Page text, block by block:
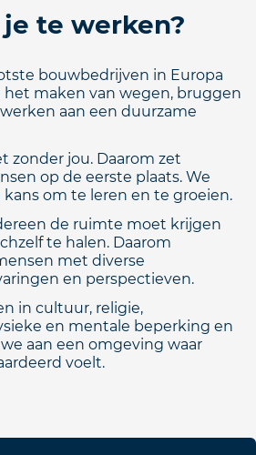
te werken?
bouwbedrijven in Europa
maken van wegen, bruggen
aan een duurzame
zonder jou. Daarom zet
op de eerste plaats. We
om te leren en te groeien.
de ruimte moet krijgen
te halen. Daarom
met diverse
en perspectieven.
in cultuur, religie,
en mentale beperking en
aan een omgeving waar
voelt.